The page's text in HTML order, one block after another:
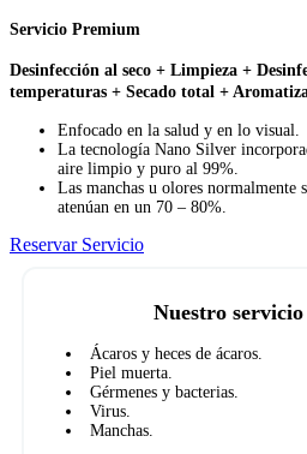
Servicio Premium
Desinfección al seco + Limpieza +
temperaturas + Secado total +
Enfocado en la salud y en lo visual.
La tecnología Nano Silver
aire limpio y puro al 99%.
Las manchas u olores normalmente
atenúan en un 70 – 80%.
Reservar Servicio
Nuestro
Ácaros y heces de ácaros.
Piel muerta.
Gérmenes y bacterias.
Virus.
Manchas.